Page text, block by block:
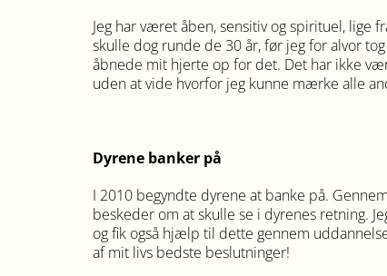
Jeg har været åben, sensitiv og spirituel, lige
skulle dog runde de 30 år, før jeg for alvor
åbnede mit hjerte op for det. Det har ikke
uden at vide hvorfor jeg kunne mærke alle
Dyrene banker på
I 2010 begyndte dyrene at banke på.
beskeder om at skulle se i dyrenes retning.
og fik også hjælp til dette gennem
af mit livs bedste beslutninger!